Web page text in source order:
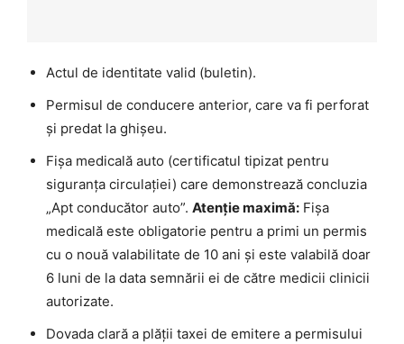
Actul de identitate valid (buletin).
Permisul de conducere anterior, care va fi perforat
și predat la ghișeu.
Fișa medicală auto (certificatul tipizat pentru
siguranța circulației) care demonstrează concluzia
„Apt conducător auto”. Atenție maximă: Fișa
medicală este obligatorie pentru a primi un permis
cu o nouă valabilitate de 10 ani și este valabilă doar
6 luni de la data semnării ei de către medicii clinicii
autorizate.
Dovada clară a plății taxei de emitere a permisului